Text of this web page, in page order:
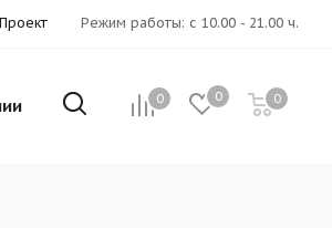
Режим работы: с 10.00 - 21.00 ч.
0 0 0